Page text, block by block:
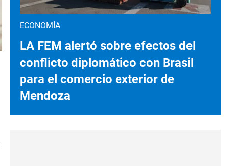
ECONOMÍA
LA FEM alertó sobre efectos del
conflicto diplomático con Brasil
para el comercio exterior de
Mendoza